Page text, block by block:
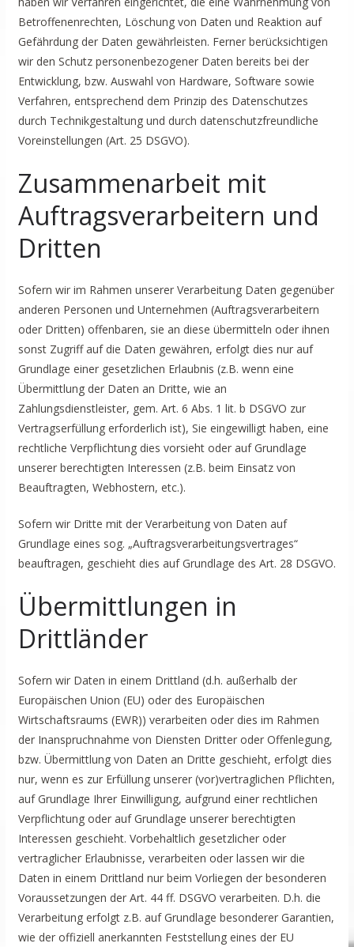
Betroffenenrechten, Löschung von Daten und Reaktion auf
Gefährdung der Daten gewährleisten. Ferner berücksichtigen
wir den Schutz personenbezogener Daten bereits bei der
Entwicklung, bzw. Auswahl von Hardware, Software sowie
Verfahren, entsprechend dem Prinzip des Datenschutzes
durch Technikgestaltung und durch datenschutzfreundliche
Voreinstellungen (Art. 25 DSGVO).
Zusammenarbeit mit
Auftragsverarbeitern und
Dritten
Sofern wir im Rahmen unserer Verarbeitung Daten gegenüber
anderen Personen und Unternehmen (Auftragsverarbeitern
oder Dritten) offenbaren, sie an diese übermitteln oder ihnen
sonst Zugriff auf die Daten gewähren, erfolgt dies nur auf
Grundlage einer gesetzlichen Erlaubnis (z.B. wenn eine
Übermittlung der Daten an Dritte, wie an
Zahlungsdienstleister, gem. Art. 6 Abs. 1 lit. b DSGVO zur
Vertragserfüllung erforderlich ist), Sie eingewilligt haben, eine
rechtliche Verpflichtung dies vorsieht oder auf Grundlage
unserer berechtigten Interessen (z.B. beim Einsatz von
Beauftragten, Webhostern, etc.).
Sofern wir Dritte mit der Verarbeitung von Daten auf
Grundlage eines sog. „Auftragsverarbeitungsvertrages“
beauftragen, geschieht dies auf Grundlage des Art. 28 DSGVO.
Übermittlungen in
Drittländer
Sofern wir Daten in einem Drittland (d.h. außerhalb der
Europäischen Union (EU) oder des Europäischen
Wirtschaftsraums (EWR)) verarbeiten oder dies im Rahmen
der Inanspruchnahme von Diensten Dritter oder Offenlegung,
bzw. Übermittlung von Daten an Dritte geschieht, erfolgt dies
nur, wenn es zur Erfüllung unserer (vor)vertraglichen Pflichten,
auf Grundlage Ihrer Einwilligung, aufgrund einer rechtlichen
Verpflichtung oder auf Grundlage unserer berechtigten
Interessen geschieht. Vorbehaltlich gesetzlicher oder
vertraglicher Erlaubnisse, verarbeiten oder lassen wir die
Daten in einem Drittland nur beim Vorliegen der besonderen
Voraussetzungen der Art. 44 ff. DSGVO verarbeiten. D.h. die
Verarbeitung erfolgt z.B. auf Grundlage besonderer Garantien,
wie der offiziell anerkannten Feststellung eines der EU